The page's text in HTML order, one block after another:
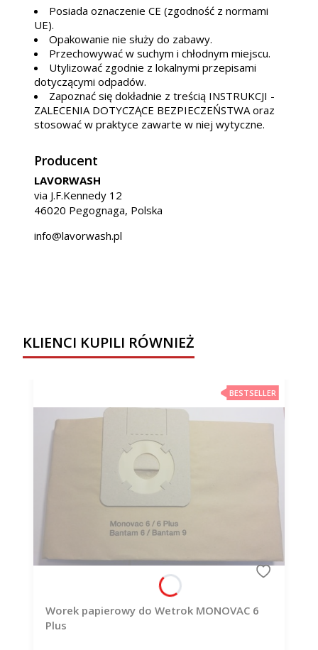
Posiada oznaczenie CE (zgodność z normami
UE).
Opakowanie nie służy do zabawy.
Przechowywać w suchym i chłodnym miejscu.
Utylizować zgodnie z lokalnymi przepisami
dotyczącymi odpadów.
Zapoznać się dokładnie z treścią INSTRUKCJI -
ZALECENIA DOTYCZĄCE BEZPIECZEŃSTWA oraz
stosować w praktyce zawarte w niej wytyczne.
Producent
LAVORWASH
via J.F.Kennedy 12
46020 Pegognaga, Polska
info@lavorwash.pl
KLIENCI KUPILI RÓWNIEŻ
BESTSELLER
Worek papierowy do Wetrok MONOVAC 6
Plus